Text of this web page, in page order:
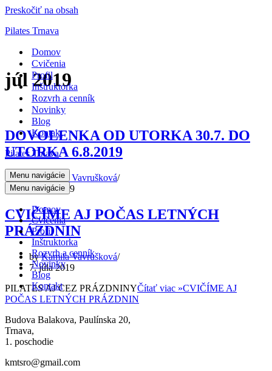
Preskočiť na obsah
Pilates Trnava
Domov
Cvičenia
Profil
Inštruktorka
Rozvrh a cenník
Novinky
Blog
Kontakt
Pilates Trnava
Menu navigácie
Menu navigácie
Domov
Cvičenia
Profil
Inštruktorka
Rozvrh a cenník
Novinky
Blog
Kontakt
júl 2019
DOVOLENKA OD UTORKA 30.7. DO
UTORKA 6.8.2019
byKamila Vavrušková
7. júla 2019
CVIČÍME AJ POČAS LETNÝCH
PRÁZDNIN
byKamila Vavrušková
7. júla 2019
PILATES AJ CEZ PRÁZDNINYČítať viac »CVIČÍME AJ
POČAS LETNÝCH PRÁZDNIN
Budova Balakova, Paulínska 20,
Trnava,
1. poschodie
kmtsro@gmail.com